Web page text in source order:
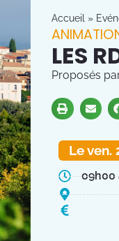
Accueil »
LES
Proposés
Le ven.
09h00